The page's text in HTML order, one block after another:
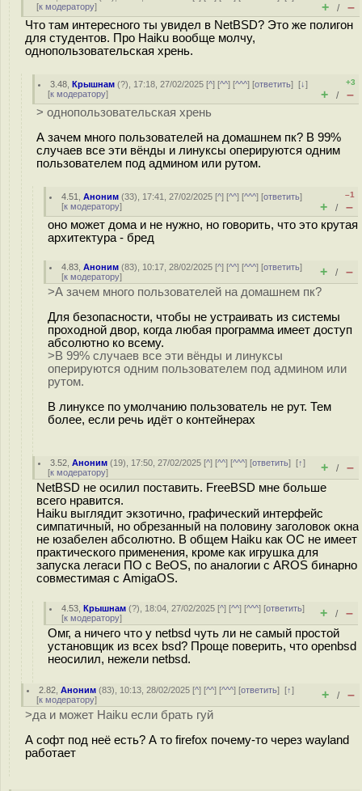
[к модератору] + / –
Что там интересного ты увидел в NetBSD? Это же полигон
для студентов. Про Haiku вообще молчу,
однопользовательская хрень.
3.48 ,Крышнам (?), 17:18, 27/02/2025 [^] [^^] [^^^] [ответить][↓]
[к модератору]
+3
+ / –
> однопользовательская хрень
А зачем много пользователей на домашнем пк? В 99%
случаев все эти вёнды и линуксы оперируются одним
пользователем под админом или рутом.
4.51 ,Аноним (33), 17:41, 27/02/2025 [^] [^^] [^^^] [ответить]
[к модератору]
–1
+ / –
оно может дома и не нужно, но говорить, что это крутая
архитектура - бред
4.83 ,Аноним (83), 10:17, 28/02/2025 [^] [^^] [^^^] [ответить]
[к модератору] + / –
>А зачем много пользователей на домашнем пк?
Для безопасности, чтобы не устраивать из системы
проходной двор, когда любая программа имеет доступ
абсолютно ко всему.
>В 99% случаев все эти вёнды и линуксы
оперируются одним пользователем под админом или
рутом.
В линуксе по умолчанию пользователь не рут. Тем
более, если речь идёт о контейнерах
3.52 ,Аноним (19), 17:50, 27/02/2025 [^] [^^] [^^^] [ответить][↑]
[к модератору] + / –
NetBSD не осилил поставить. FreeBSD мне больше
всего нравится.
Haiku выглядит экзотично, графический интерфейс
симпатичный, но обрезанный на половину заголовок окна
не юзабелен абсолютно. В общем Haiku как ОС не имеет
практического применения, кроме как игрушка для
запуска легаси ПО с BeOS, по аналогии с AROS бинарно
совместимая с AmigaOS.
4.53 ,Крышнам (?), 18:04, 27/02/2025 [^] [^^] [^^^] [ответить]
[к модератору] + / –
Омг, а ничего что у netbsd чуть ли не самый простой
установщик из всех bsd? Проще поверить, что openbsd
неосилил, нежели netbsd.
2.82 ,Аноним (83), 10:13, 28/02/2025 [^] [^^] [^^^] [ответить][↑]
[к модератору] + / –
>да и может Haiku если брать гуй
А софт под неё есть? А то firefox почему-то через wayland
работает